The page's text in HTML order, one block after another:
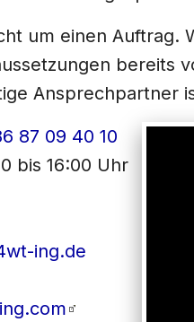
um einen Auftrag.
bereits
Ansprechpartner
87 09 40 10
bis 16:00 Uhr
ing.de